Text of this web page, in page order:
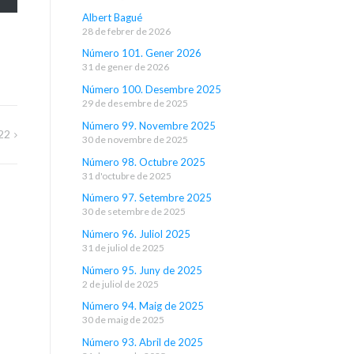
Albert Bagué
28 de febrer de 2026
Número 101. Gener 2026
31 de gener de 2026
Número 100. Desembre 2025
29 de desembre de 2025
Número 99. Novembre 2025
30 de novembre de 2025
Número 98. Octubre 2025
31 d'octubre de 2025
Número 97. Setembre 2025
30 de setembre de 2025
Número 96. Juliol 2025
31 de juliol de 2025
Número 95. Juny de 2025
2 de juliol de 2025
Número 94. Maig de 2025
30 de maig de 2025
Número 93. Abril de 2025